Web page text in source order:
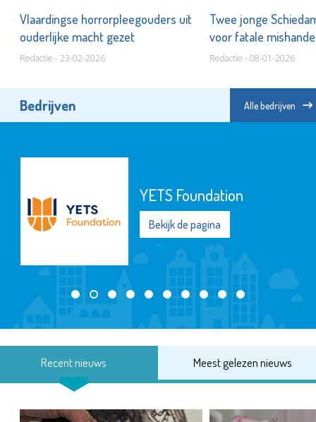
Vlaardingse horrorpleegouders uit
ouderlijke macht gezet
Redactie - 23-02-2026
Twee jonge
voor fatale
Nieuwland
Redactie - 08-01-2026
Bedrijven Alle bedrijven
YETS Foundation
Bekijk de pagina
Recent nieuws Meest gelezen nieuws